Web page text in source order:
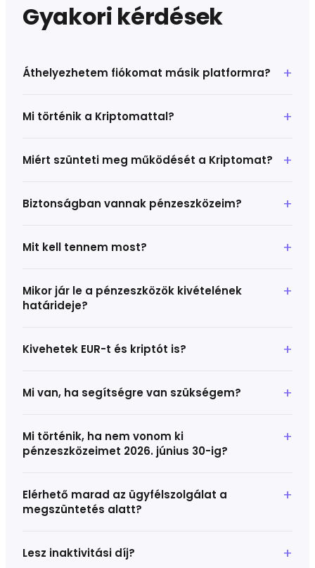
Gyakori kérdések
Áthelyezhetem fiókomat másik platformra?
Mi történik a Kriptomattal?
Miért szünteti meg működését a Kriptomat?
Biztonságban vannak pénzeszközeim?
Mit kell tennem most?
Mikor jár le a pénzeszközök kivételének
határideje?
Kivehetek EUR-t és kriptót is?
Mi van, ha segítségre van szükségem?
Mi történik, ha nem vonom ki
pénzeszközeimet 2026. június 30-ig?
Elérhető marad az ügyfélszolgálat a
megszüntetés alatt?
Lesz inaktivitási díj?